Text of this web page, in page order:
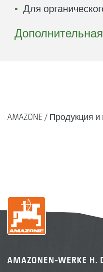
Для
наличии твердых
пружины
AMAZONE Продукция
AMAZONEN-WERKE H.